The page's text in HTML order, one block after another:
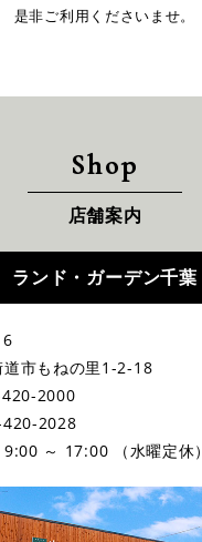
是非ご利用くださいませ。
Shop
店舗案内
ランド・ガーデン千葉
道市もねの里1-2-18
2000
2028
～ 17:00 （水曜定休）